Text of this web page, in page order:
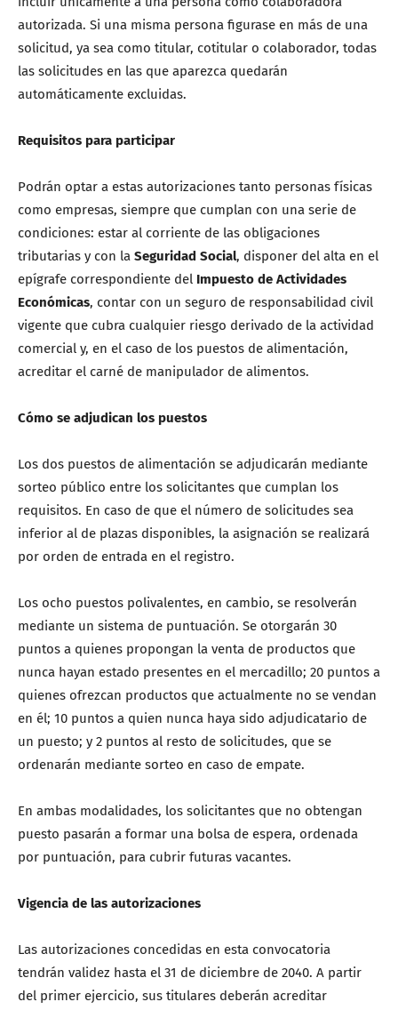
autorizada. Si una misma persona figurase en más de una
solicitud, ya sea como titular, cotitular o colaborador, todas
las solicitudes en las que aparezca quedarán
automáticamente excluidas.
Requisitos para participar
Podrán optar a estas autorizaciones tanto personas físicas
como empresas, siempre que cumplan con una serie de
condiciones: estar al corriente de las obligaciones
tributarias y con la Seguridad Social, disponer del alta en el
epígrafe correspondiente del Impuesto de Actividades
Económicas, contar con un seguro de responsabilidad civil
vigente que cubra cualquier riesgo derivado de la actividad
comercial y, en el caso de los puestos de alimentación,
acreditar el carné de manipulador de alimentos.
Cómo se adjudican los puestos
Los dos puestos de alimentación se adjudicarán mediante
sorteo público entre los solicitantes que cumplan los
requisitos. En caso de que el número de solicitudes sea
inferior al de plazas disponibles, la asignación se realizará
por orden de entrada en el registro.
Los ocho puestos polivalentes, en cambio, se resolverán
mediante un sistema de puntuación. Se otorgarán 30
puntos a quienes propongan la venta de productos que
nunca hayan estado presentes en el mercadillo; 20 puntos a
quienes ofrezcan productos que actualmente no se vendan
en él; 10 puntos a quien nunca haya sido adjudicatario de
un puesto; y 2 puntos al resto de solicitudes, que se
ordenarán mediante sorteo en caso de empate.
En ambas modalidades, los solicitantes que no obtengan
puesto pasarán a formar una bolsa de espera, ordenada
por puntuación, para cubrir futuras vacantes.
Vigencia de las autorizaciones
Las autorizaciones concedidas en esta convocatoria
tendrán validez hasta el 31 de diciembre de 2040. A partir
del primer ejercicio, sus titulares deberán acreditar